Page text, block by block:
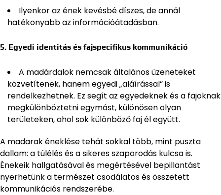
Ilyenkor az ének kevésbé díszes, de annál
hatékonyabb az információátadásban.
5. Egyedi identitás és fajspecifikus kommunikáció
A madárdalok nemcsak általános üzeneteket
közvetítenek, hanem egyedi „aláírással” is
rendelkezhetnek. Ez segít az egyedeknek és a fajoknak
megkülönböztetni egymást, különösen olyan
területeken, ahol sok különböző faj él együtt.
A madarak éneklése tehát sokkal több, mint puszta
dallam: a túlélés és a sikeres szaporodás kulcsa is.
Énekeik hallgatásával és megértésével bepillantást
nyerhetünk a természet csodálatos és összetett
kommunikációs rendszerébe.